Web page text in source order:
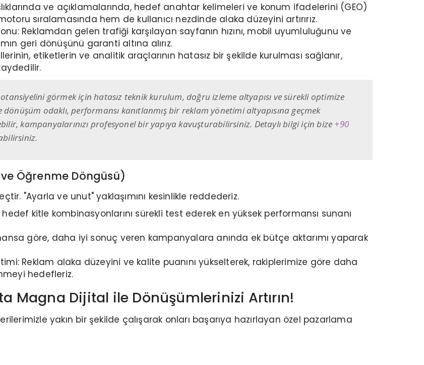
ve açıklamalarında, hedef anahtar kelimeleri ve konum ifadelerini (GEO)
sıralamasında hem de kullanıcı nezdinde alaka düzeyini artırırız.
Reklamdan gelen trafiği karşılayan sayfanın hızını, mobil uyumluluğunu ve
geri dönüşünü garanti altına alırız.
etiketlerin ve analitik araçlarının hatasız bir şekilde kurulması sağlanır,
görmek için hatasız teknik kurulum, doğru izleme altyapısı ve sürekli optimize
odaklı, performansı kanıtlanmış bir reklam yönetimi altyapısına geçmek
kampanyalarınızı profesyonel bir yapıya kavuşturabilirsiniz. Detaylı bilgi için bize +90
Öğrenme Döngüsü)
"Ayarla ve unut" yaklaşımını kesinlikle reddederiz.
hedef kitle kombinasyonlarını sürekli test ederek en yüksek performansı sunanı
göre, daha iyi sonuç veren kampanyalara anında ek bütçe aktarımı yaparak
Reklam alaka düzeyini ve kalite puanını yükselterek, rakiplerimize göre daha
hedefleriz.
Magna Dijital ile Dönüşümlerinizi Artırın!
yakın bir şekilde çalışarak onları başarıya hazırlayan özel pazarlama